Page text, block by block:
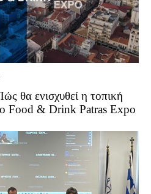
θα ενισχυθεί η τοπική
Food & Drink Patras Expo